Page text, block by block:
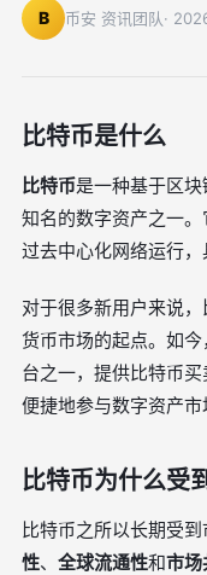
B 币安 资讯团队·
比特币是什么
比特币是一种基于区
知名的数字资产之一
过去中心化网络运行，
对于很多新用户来说
货币市场的起点。如
台之一，提供比特币
便捷地参与数字资产市
比特币为什么受
比特币之所以长期受
性、 全球流通性和市场